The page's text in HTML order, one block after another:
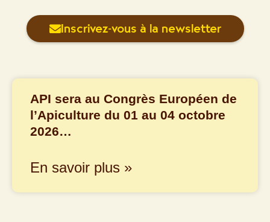
Inscrivez-vous à la newsletter
API sera au Congrès Européen de
l’Apiculture du 01 au 04 octobre
2026…
En savoir plus »